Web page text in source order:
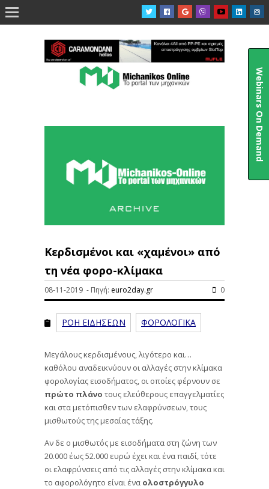

Κερδισμένοι και «χαμένοι» από
τη νέα φορο-κλίμακα
08-11-2019 - Πηγή: euro2day.gr 0
ΡΟΗ ΕΙΔΗΣΕΩΝ ΦΟΡΟΛΟΓΙΚΑ
Μεγάλους κερδισμένους, λιγότερο και…
καθόλου αναδεικνύουν οι αλλαγές στην κλίμακα
φορολογίας εισοδήματος, οι οποίες φέρνουν σε
πρώτο πλάνο τους ελεύθερους επαγγελματίες
και στα μετόπισθεν των ελαφρύνσεων, τους
μισθωτούς της μεσαίας τάξης.
Αν δε ο μισθωτός με εισοδήματα στη ζώνη των
20.000 έως 52.000 ευρώ έχει και ένα παιδί, τότε
οι ελαφρύνσεις από τις αλλαγές στην κλίμακα και
το αφορολόγητο είναι ένα ολοστρόγγυλο
Webinars On Demand